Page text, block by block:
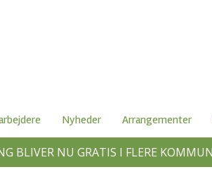
Nyheder Arrangementer
BLIVER NU GRATIS I FLERE